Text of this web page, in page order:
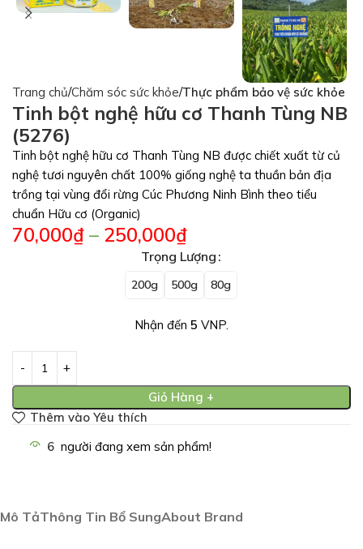
Trang chủ Chăm sóc sức khỏe Thực phẩm bảo vệ sức khỏe
Tinh bột nghệ hữu cơ Thanh Tùng NB
(5276)
Tinh bột nghệ hữu cơ Thanh Tùng NB được chiết xuất từ củ
nghệ tươi nguyên chất 100% giống nghệ ta thuần bản địa
trồng tại vùng đổi rừng Cúc Phương Ninh Bình theo tiểu
chuẩn Hữu cơ (Organic)
70,000₫ – 250,000₫
Trọng Lượng
200g 500g 80g
Nhận đến 5 VNP.
Giỏ Hàng +
Thêm vào Yêu thích
6 người đang xem sản phẩm!
Mô TảThông Tin Bổ SungAbout Brand